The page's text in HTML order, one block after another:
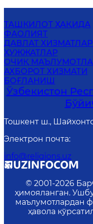
ТАШКИЛОТ ҲАҚИДА
ФАОЛИЯТ
ДАВЛАТ
ҲУЖЖАТЛАР
ОЧИҚ
АХБОРОТ ХИЗМАТИ
БОҒЛАНИШ
Ўзбекистон
Тошкент ш.,
Электрон почта:
info@religions.uz
© 2001-2026
ҳимояланган.
маълумотлардан
ҳавола